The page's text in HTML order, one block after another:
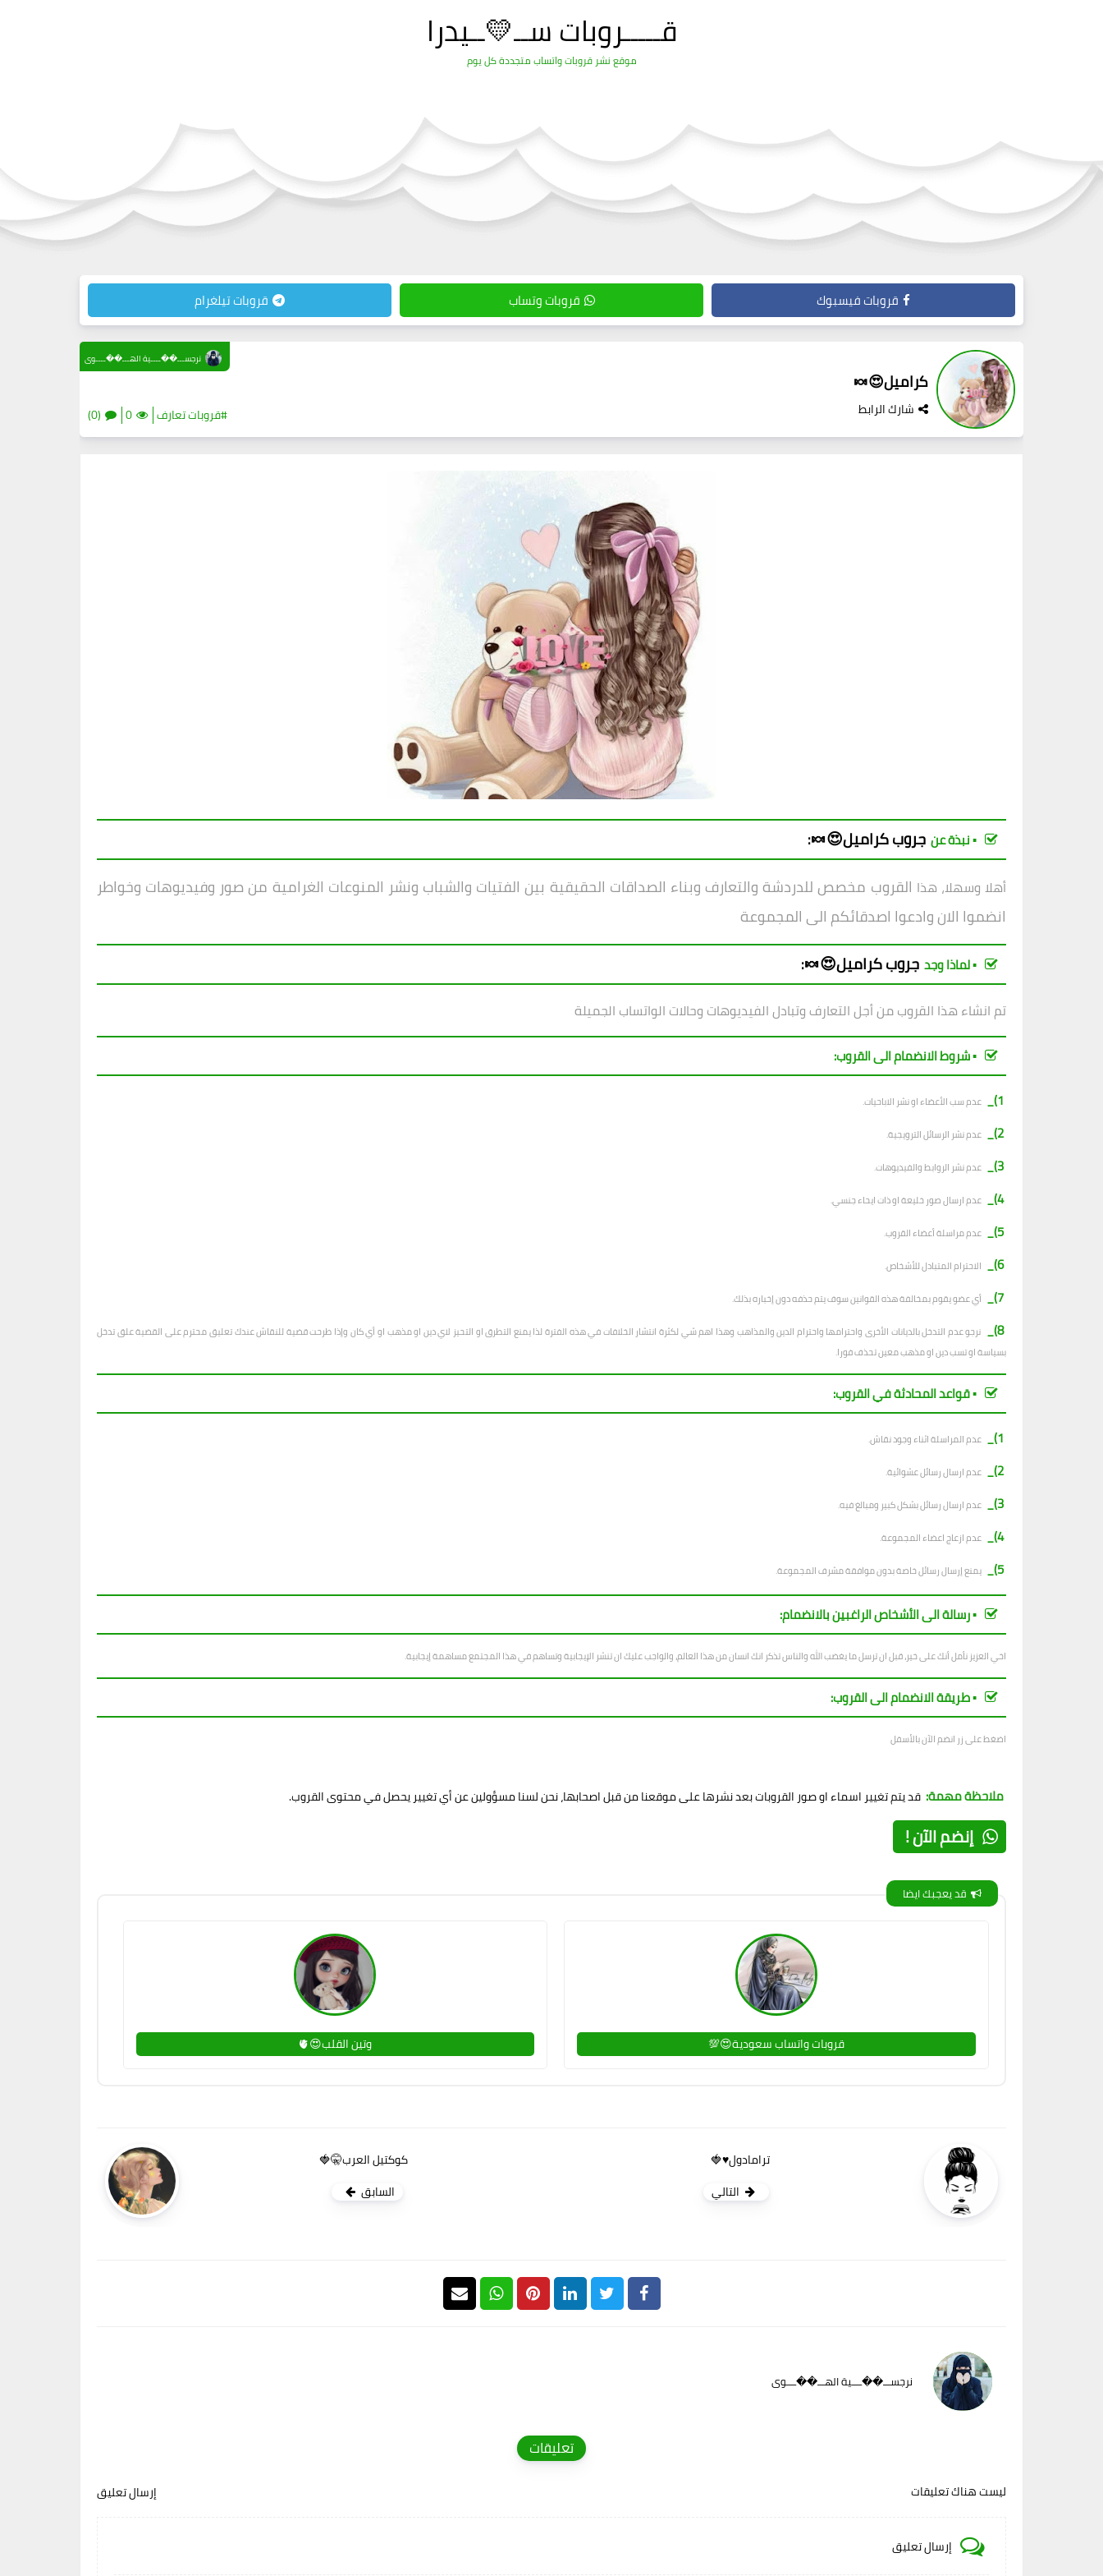
قـــــروبات ســ💛ــيدرا
موقع نشر قروبات واتساب متجددة كل يوم
قروبات فيسبوك قروبات وتساب قروبات تيلغرام
كراميل😍🍬
شارك الرابط #قروبات تعارف 0
(0)
نرجســـ��ــــية الهـــ��ــــوى
▪︎ نبذة عن جروبكراميل😍🍬:
أهلا وسهلا، هذا القروب مخصص للدردشة والتعارف وبناء الصداقات الحقيقية بين الفتيات والشباب ونشر المنوعات الغرامية من صور وفيديوهات وخواطر
انضموا الان وادعوا اصدقائكم الى المجموعة
▪︎ لماذا وجد جروبكراميل😍🍬:
تم انشاء هذا القروب من أجل التعارف وتبادل الفيديوهات وحالات الواتساب الجميلة
▪︎ شروط الانضمام الى القروب:
1)_
عدم سب الأعضاء او نشر الاباحيات.
2)_ عدم نشر الرسائل الترويجية.
3)_ عدم نشر الروابط والفيديوهات.
4)_ عدم ارسال صور خليعة او ذات ايحاء جنسي.
5)_ عدم مراسلة أعضاء القروب.
6)_ الاحترام المتبادل للأشخاص.
7)_ أي عضو يقوم بمخالفة هذه القوانين سوف يتم حذفه دون إخباره بذلك.
8)_
نرجو عدم التدخل بالديانات الأخرى واحترامها واحترام الدين والمذاهب وهذا اهم شي لكثرة انتشار الخلافات في هذه الفترة لذا يمنع التطرق او التحيز لاي دين او مذهب او أي كان وإذا طرحت قضية للنقاش عندك تعليق محترم على القضية علق تدخل
بسياسة او تسب دين او مذهب معين تحذف فورا.
▪︎ قواعد المحادثة في القروب:
1)_
عدم المراسلة اثناء وجود نقاش.
2)_ عدم ارسال رسائل عشوائية.
3)_ عدم ارسال رسائل بشكل كبير ومبالغ فيه.
4)_ عدم ازعاج اعضاء المجموعة.
5)_ يمنع إرسال رسائل خاصة بدون موافقة مشرف المجموعة.
▪︎ رسالة الى الأشخاص الراغبين بالانضمام:
اخي العزيز نأمل أنك على خير، قبل ان ترسل ما يغضب الله والناس تذكر انك انسان من هذا العالم، والواجب عليك ان تنشر الإيجابية وتساهم في هذا المجتمع مساهمة إيجابية.
▪︎ طريقة الانضمام الى القروب:
اضغط على زر انضم الآن بالأسفل
ملاحظة مهمة: قد يتم تغيير اسماء او صور القروبات بعد نشرها على موقعنا من قبل اصحابها، نحن لسنا مسؤولين عن أي تغيير يحصل في محتوى القروب.
إنضم الآن !
قد يعجبك ايضا
قروبات واتساب سعودية😍💯 وتين القلب😍🫀
ترامادول♥️🍓
التالي
كوكتيل العرب🤫🍓
السابق
نرجســـ��ــــية الهـــ��ــــوى
تعليقات
ليست هناك تعليقات إرسال تعليق
إرسال تعليق